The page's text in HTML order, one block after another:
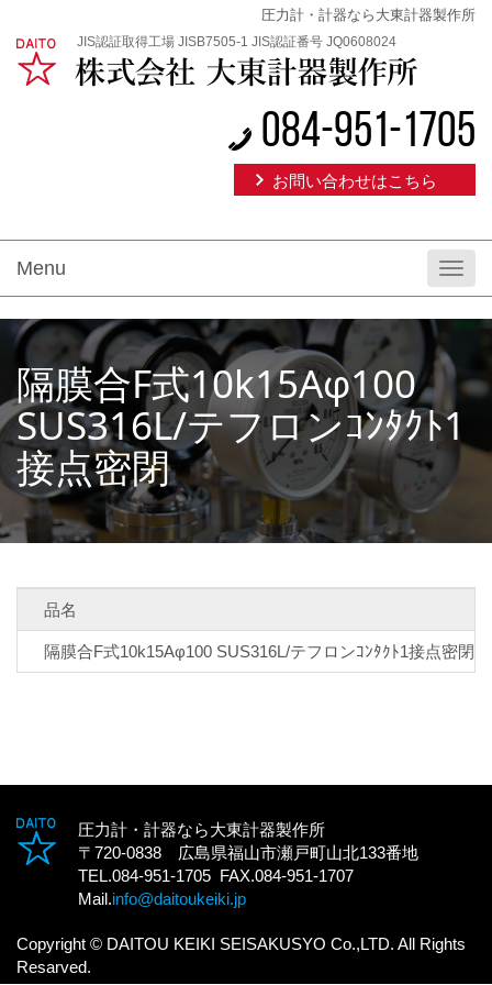
圧力計・計器なら大東計器製作所
JIS認証取得工場 JISB7505-1 JIS認証番号 JQ0608024
084-951-1705
お問い合わせはこちら
Menu
隔膜合F式10k15Aφ100
SUS316L/テフロンｺﾝﾀｸﾄ1
接点密閉
品名
隔膜合F式10k15Aφ100 SUS316L/テフロンｺﾝﾀｸﾄ1接点密閉
圧力計・計器なら大東計器製作所
〒720-0838 広島県福山市瀬戸町山北133番地
TEL.084-951-1705 FAX.084-951-1707
Mail.info@daitoukeiki.jp
Copyright © DAITOU KEIKI SEISAKUSYO Co.,LTD. All Rights
Resarved.